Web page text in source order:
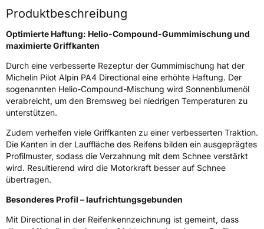
Rollgeräusch (Klasse) B
Rollgeräusch (dB)74
3PMSF / Schneeflockensymbol / Alpine-SymbolJa
EisgripNein
EPREL ID
413042
Allgemeine Produktsicherheit (GPSR)
Herstellerkontakt
Carmes-Déchaux 23 63000 Clermont-
Ferrand Frankreich, contact@tc.michelin.eu
Produktbeschreibung
Optimierte Haftung: Helio-Compound-Gummimischung und
maximierte Griffkanten
Durch eine verbesserte Rezeptur der Gummimischung hat der
Michelin Pilot Alpin PA4 Directional eine erhöhte Haftung. Der
sogenannten Helio-Compound-Mischung wird Sonnenblumenöl
verabreicht, um den Bremsweg bei niedrigen Temperaturen zu
unterstützen.
Zudem verhelfen viele Griffkanten zu einer verbesserten Traktion.
Die Kanten in der Lauffläche des Reifens bilden ein ausgeprägtes
Profilmuster, sodass die Verzahnung mit dem Schnee verstärkt
wird. Resultierend wird die Motorkraft besser auf Schnee
übertragen.
Besonderes Profil – laufrichtungsgebunden
Mit Directional in der Reifenkennzeichnung ist gemeint, dass